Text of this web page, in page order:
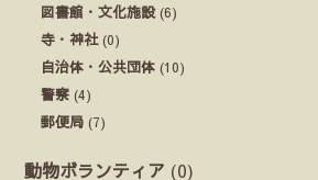
図書館・文化施設(6)
寺・神社(0)
自治体・公共団体 (10)
警察 (4)
郵便局 (7)
動物ボランティア (0)